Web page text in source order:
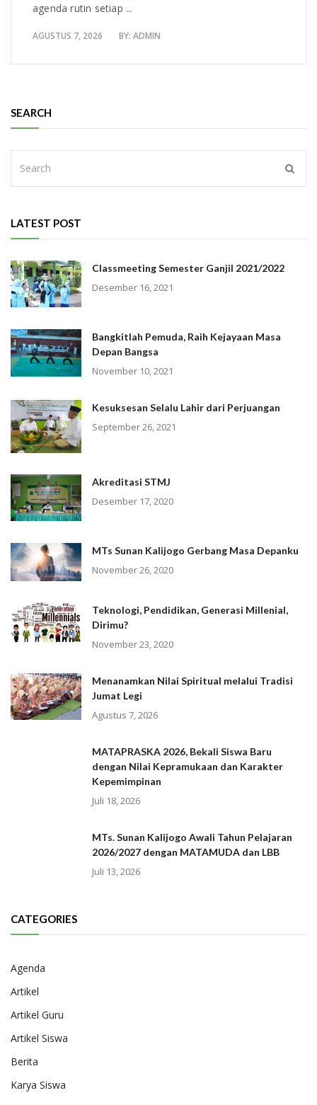
agenda rutin setiap ...
AGUSTUS 7, 2026 BY: ADMIN
SEARCH
LATEST POST
Classmeeting Semester Ganjil 2021/2022
Desember 16, 2021
Bangkitlah Pemuda, Raih Kejayaan Masa
Depan Bangsa
November 10, 2021
Kesuksesan Selalu Lahir dari Perjuangan
September 26, 2021
Akreditasi STMJ
Desember 17, 2020
MTs Sunan Kalijogo Gerbang Masa Depanku
November 26, 2020
Teknologi, Pendidikan, Generasi Millenial,
Dirimu?
November 23, 2020
Menanamkan Nilai Spiritual melalui Tradisi
Jumat Legi
Agustus 7, 2026
MATAPRASKA 2026, Bekali Siswa Baru
dengan Nilai Kepramukaan dan Karakter
Kepemimpinan
Juli 18, 2026
MTs. Sunan Kalijogo Awali Tahun Pelajaran
2026/2027 dengan MATAMUDA dan LBB
Juli 13, 2026
CATEGORIES
Agenda
Artikel
Artikel Guru
Artikel Siswa
Berita
Karya Siswa